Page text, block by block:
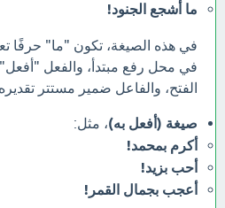
ما أشجع الجنود!
في هذه الصيغة، تكون "ما" حرفًا
في محل رفع مبتدأ، والفعل
الفتح، والفاعل ضمير مستتر
صيغة (أفعل به)، مثل:
أكرم بمحمد!
أحب بزيد!
أعجب بجمال القمر!